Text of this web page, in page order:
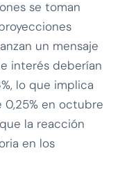
se toman
un mensaje
interés deberían
lo que implica
en octubre
la reacción
en los